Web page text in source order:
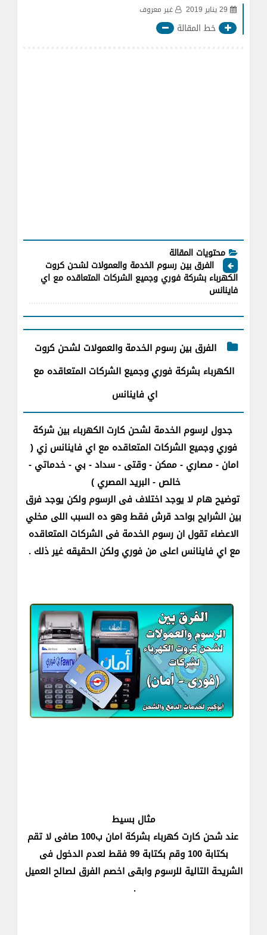
29 يناير 2019 غير معروف
خط المقالة
محتويات المقالة
الفرق بين رسوم الخدمة والعمولات لشحن كروت
الكهرباء بشركة فوري وجميع الشركات المتعاقده مع اي
فاينانس
الفرق بين رسوم الخدمة والعمولات لشحن كروت
الكهرباء بشركة فوري وجميع الشركات المتعاقده مع
اي فاينانس
جدول لرسوم الخدمة لشحن كارت الكهرباء بين شركة
فوري وجميع الشركات المتعاقده مع اي فاينانس زي (
امان - مصاري - ممكن - وقتى - سداد - بي - خدماتي -
خالص - البريد المصري )
توضيح هام لا يوجد اختلاف فى الرسوم ولكن يوجد فرق
بين الشرايح بواحد قرش فقط وهو ده السبب اللى مخلي
الاعضاء تقول ان رسوم الخدمة فى الشركات المتعاقده
مع اي فاينانس اعلى من فوري ولكن الحقيقه غير ذلك .
مثال بسيط
عند شحن كارت كهرباء بشركة امان ب100 صافى لا تقم
بكتابة 100 وقم بكتابة 99 فقط لعدم الدخول فى
الشريحة التالية للرسوم وابقى اخصم الفرق لصالح العميل
.